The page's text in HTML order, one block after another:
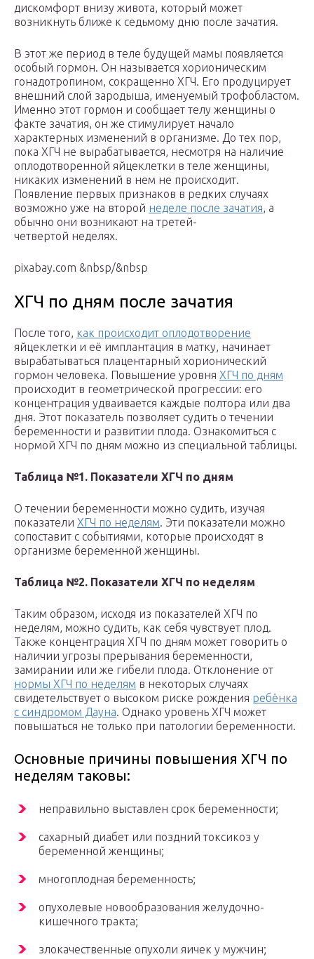
дискомфорт внизу живота, который может
возникнуть ближе к седьмому дню после зачатия.
В этот же период в теле будущей мамы появляется
особый гормон. Он называется хорионическим
гонадотропином, сокращенно ХГЧ. Его продуцирует
внешний слой зародыша, именуемый трофобластом.
Именно этот гормон и сообщает телу женщины о
факте зачатия, он же стимулирует начало
характерных изменений в организме. До тех пор,
пока ХГЧ не вырабатывается, несмотря на наличие
оплодотворенной яйцеклетки в теле женщины,
никаких изменений в нем не происходит.
Появление первых признаков в редких случаях
возможно уже на второй неделе после зачатия, а
обычно они возникают на третей-
четвертой неделях.
pixabay.com &nbsp/&nbsp
ХГЧ по дням после зачатия
После того, как происходит оплодотворение
яйцеклетки и её имплантация в матку, начинает
вырабатываться плацентарный хорионический
гормон человека. Повышение уровня ХГЧ по дням
происходит в геометрической прогрессии: его
концентрация удваивается каждые полтора или два
дня. Этот показатель позволяет судить о течении
беременности и развитии плода. Ознакомиться с
нормой ХГЧ по дням можно из специальной таблицы.
Таблица №1. Показатели ХГЧ по дням
О течении беременности можно судить, изучая
показатели ХГЧ по неделям. Эти показатели можно
сопоставит с событиями, которые происходят в
организме беременной женщины.
Таблица №2. Показатели ХГЧ по неделям
Таким образом, исходя из показателей ХГЧ по
неделям, можно судить, как себя чувствует плод.
Также концентрация ХГЧ по дням может говорить о
наличии угрозы прерывания беременности,
замирании или же гибели плода. Отклонение от
нормы ХГЧ по неделям в некоторых случаях
свидетельствует о высоком риске рождения ребёнка
с синдромом Дауна. Однако уровень ХГЧ может
повышаться не только при патологии беременности.
Основные причины повышения ХГЧ по
неделям таковы:
неправильно выставлен срок беременности;
сахарный диабет или поздний токсикоз у
беременной женщины;
многоплодная беременность;
опухолевые новообразования желудочно-
кишечного тракта;
злокачественные опухоли яичек у мужчин;